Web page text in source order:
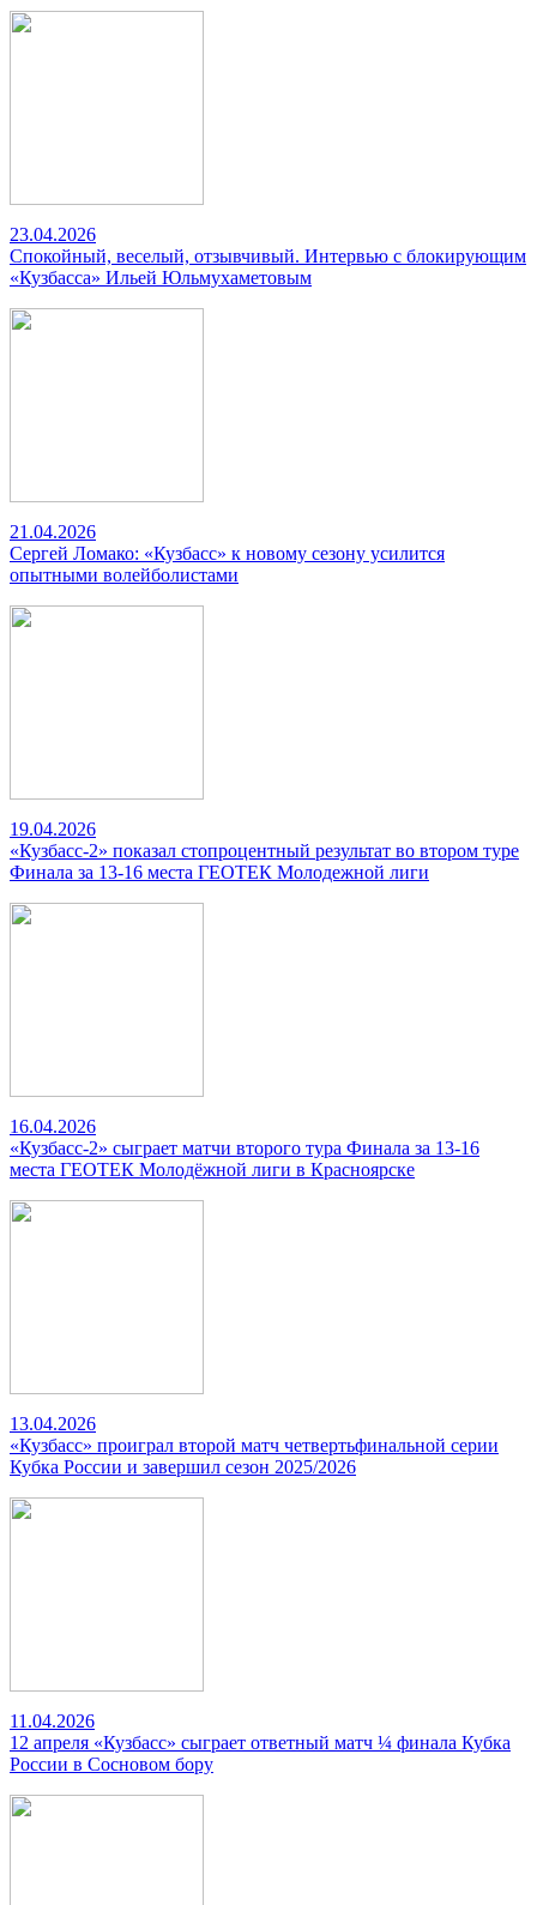
23.04.2026
Спокойный, веселый, отзывчивый. Интервью с блокирующим
«Кузбасса» Ильей Юльмухаметовым
21.04.2026
Сергей Ломако: «Кузбасс» к новому сезону усилится
опытными волейболистами
19.04.2026
«Кузбасс-2» показал стопроцентный результат во втором туре
Финала за 13-16 места ГЕОТЕК Молодежной лиги
16.04.2026
«Кузбасс-2» сыграет матчи второго тура Финала за 13-16
места ГЕОТЕК Молодёжной лиги в Красноярске
13.04.2026
«Кузбасс» проиграл второй матч четвертьфинальной серии
Кубка России и завершил сезон 2025/2026
11.04.2026
12 апреля «Кузбасс» сыграет ответный матч ¼ финала Кубка
России в Сосновом бору